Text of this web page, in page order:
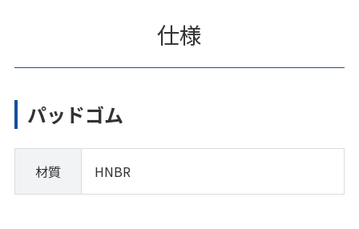
仕様
パッドゴム
材質 HNBR